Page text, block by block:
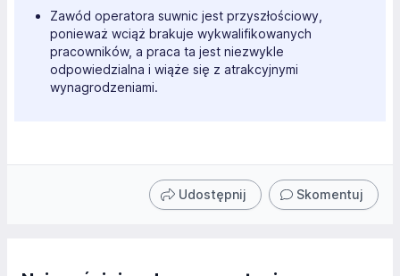
Zawód operatora suwnic jest przyszłościowy,
ponieważ wciąż brakuje wykwalifikowanych
pracowników, a praca ta jest niezwykle
odpowiedzialna i wiąże się z atrakcyjnymi
wynagrodzeniami.
Udostępnij Skomentuj